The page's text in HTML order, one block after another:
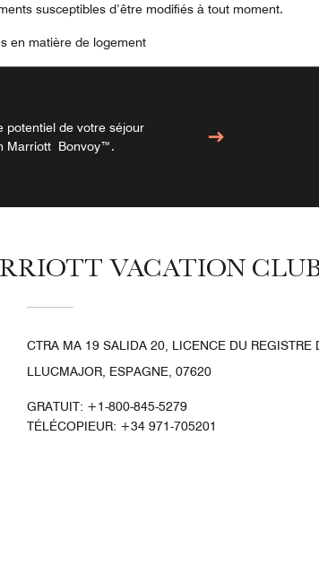
susceptibles d’être modifiés à tout moment.
en matière de logement
potentiel de votre séjour
Marriott Bonvoy™.
VACATION
CTRA MA 19 SALIDA 20, LICENCE DU REGISTRE
LLUCMAJOR, ESPAGNE, 07620
GRATUIT: +1-800-845-5279
TÉLÉCOPIEUR: +34 971-705201